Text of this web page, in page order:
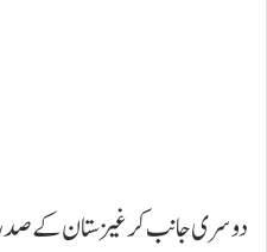
دوسری جانب کرغیزستان کے صدر